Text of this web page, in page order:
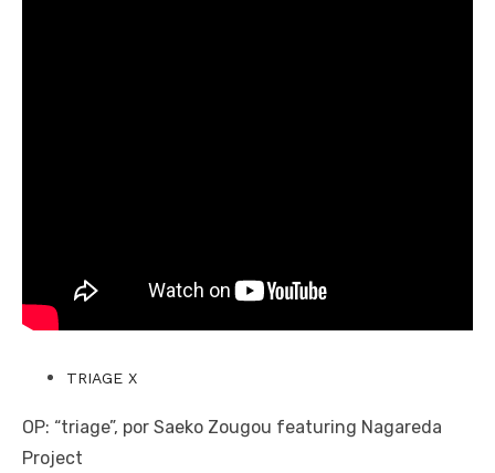
TRIAGE X
OP: “triage”, por Saeko Zougou featuring Nagareda
Project